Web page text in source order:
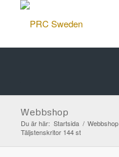
Webbshop
Du är här: Startsida / Webbshop
Täljstenskritor 144 st